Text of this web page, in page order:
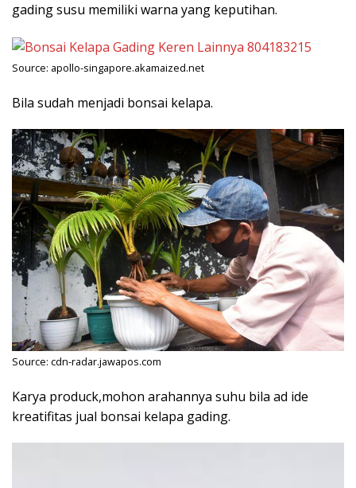
gading susu memiliki warna yang keputihan.
Source: apollo-singapore.akamaized.net
Bila sudah menjadi bonsai kelapa.
Source: cdn-radar.jawapos.com
Karya produck,mohon arahannya suhu bila ad ide
kreatifitas jual bonsai kelapa gading.